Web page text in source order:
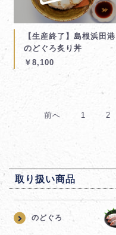
【生産終了】島根浜田港
のどぐろ炙り丼
￥8,100
前へ 1 2
取り扱い商品
のどぐろ